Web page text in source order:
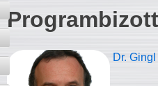
Dr.